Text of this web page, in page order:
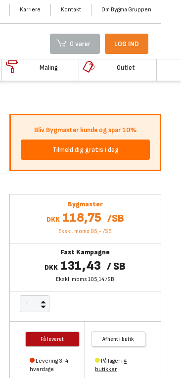
Karriere Kontakt Om Bygma Gruppen
0 varer LOG IND
Maling Outlet
Bliv Bygmaster kunde og spar 10%
Tilmeld dig gratis i dag
Bygmaster
DKK 118,75 /SB
Ekskl. moms 95,- /SB
Fast Kampagne
DKK 131,43 /SB
Ekskl. moms 105,14/SB
Få leveret
Levering 3-4
hverdage
Afhent i butik
På lager i4
butikker